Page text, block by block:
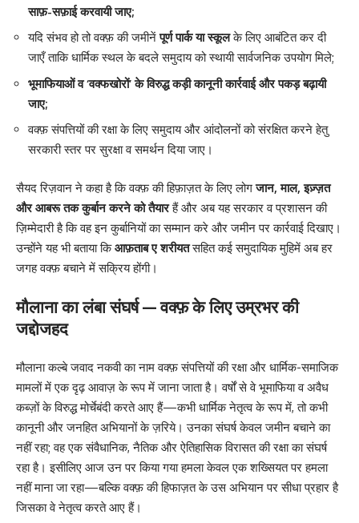
साफ़-सफ़ाई करवायी जाए;
यदि संभव हो तो वक्फ़ की जमीनेंपूर्ण पार्क या स्कूलके लिए आबंटित कर दी
जाएँ ताकि धार्मिक स्थल के बदले समुदाय को स्थायी सार्वजनिक उपयोग मिले;
भूमाफियाओं व ‘वक्फखोरों’ के विरुद्ध कड़ी कानूनी कार्रवाई और पकड़ बढ़ायी
जाए;
वक्फ़ संपत्तियों की रक्षा के लिए समुदाय और आंदोलनों को संरक्षित करने हेतु
सरकारी स्तर पर सुरक्षा व समर्थन दिया जाए।
सैयद रिज़वान ने कहा है कि वक्फ़ की हिफ़ाज़त के लिए लोगजान, माल, इज़्ज़त
और आबरू तक कुर्बान करने को तैयारहैं और अब यह सरकार व प्रशासन की
ज़िम्मेदारी है कि वह इन कुर्बानियों का सम्मान करे और जमीन पर कार्रवाई दिखाए।
उन्होंने यह भी बताया किआफ़ताब ए शरीयतसहित कई समुदायिक मुहिमें अब हर
जगह वक्फ़ बचाने में सक्रिय होंगी।
मौलाना का लंबा संघर्ष — वक्फ़ के लिए उम्रभर की
जद्दोजहद
मौलाना कल्बे जवाद नकवी का नाम वक्फ़ संपत्तियों की रक्षा और धार्मिक-समाजिक
मामलों में एक दृढ़ आवाज़ के रूप में जाना जाता है। वर्षों से वे भूमाफिया व अवैध
कब्ज़ों के विरुद्ध मोर्चेबंदी करते आए हैं—कभी धार्मिक नेतृत्व के रूप में, तो कभी
कानूनी और जनहित अभियानों के ज़रिये। उनका संघर्ष केवल जमीन बचाने का
नहीं रहा; वह एक संवैधानिक, नैतिक और ऐतिहासिक विरासत की रक्षा का संघर्ष
रहा है। इसीलिए आज उन पर किया गया हमला केवल एक शख्सियत पर हमला
नहीं माना जा रहा—बल्कि वक्फ़ की हिफाज़त के उस अभियान पर सीधा प्रहार है
जिसका वे नेतृत्व करते आए हैं।